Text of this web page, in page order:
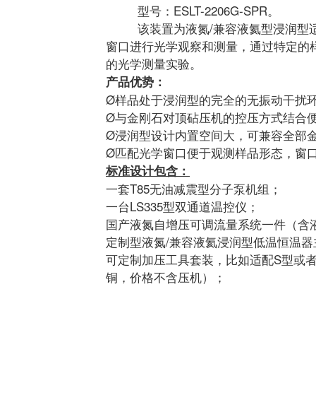
型号：ESLT-2206G-SPR。
该装置为液氮/兼容液氦型浸润型适
窗口进行光学观察和测量，通过特定
的光学测量实验。
产品优势：
Ø样品处于浸润型的完全的无振动干扰
Ø与金刚石对顶砧压机的控压方式结合
Ø浸润型设计内置空间大，可兼容全部
Ø匹配光学窗口便于观测样品形态，窗
标准设计包含：
一套T85无油减震型分子泵机组；
一台LS335型双通道温控仪；
国产液氮自增压可调流量系统一件（
定制型液氮/兼容液氦浸润型低温恒温
可定制加压工具套装，比如适配S型或
铜，价格不含压机）；